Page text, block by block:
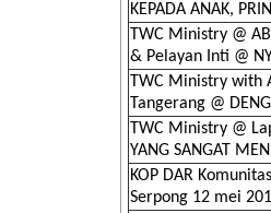
KEPADA ANAK,
TWC Ministry @
& Pelayan Inti @
TWC Ministry with
Tangerang @
TWC Ministry @
YANG SANGAT
KOP DAR
Serpong 12 mei